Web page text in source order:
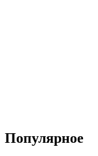
Популярное